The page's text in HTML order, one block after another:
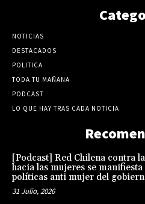
NOTICIAS
DESTACADOS
POLITICA
TODA TU MAÑANA
PODCAST
LO QUE HAY TRAS CADA NOTICIA
[Podcast] Red Chilena contra
hacia las mujeres se
políticas anti mujer del
31 Julio, 2026